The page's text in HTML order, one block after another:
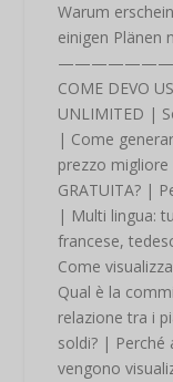
Warum
einigen Plänen
COME DEVO
UNLIMITED |
| Come
prezzo
GRATUITA? |
| Multi lingua:
francese,
Come
Qual è la
relazione tra i
soldi? | Perché
vengono